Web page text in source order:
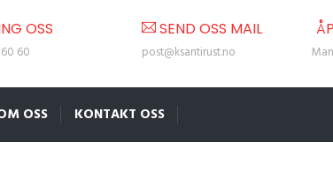
OSS
60
SEND OSS MAIL
post@ksantirust.no
OSS KONTAKT OSS